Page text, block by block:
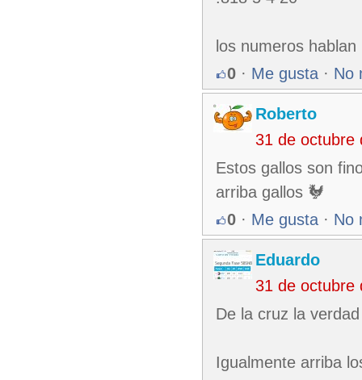
los numeros
0 · Me gusta · No
Roberto
31 de octubre
Estos gallos son
arriba gallos 🐓
0 · Me gusta · No
Eduardo
31 de octubre
De la cruz la
Igualmente arriba